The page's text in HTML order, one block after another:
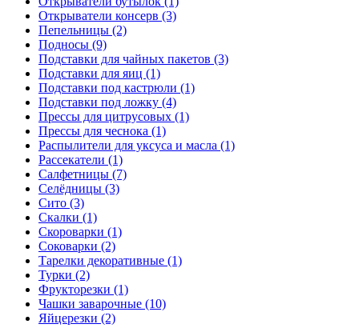
Открыватели консерв (3)
Пепельницы (2)
Подносы (9)
Подставки для чайных пакетов (3)
Подставки для яиц (1)
Подставки под кастрюли (1)
Подставки под ложку (4)
Прессы для цитрусовых (1)
Прессы для чеснока (1)
Распылители для уксуса и масла (1)
Рассекатели (1)
Салфетницы (7)
Селёдницы (3)
Сито (3)
Скалки (1)
Скороварки (1)
Соковарки (2)
Тарелки декоративные (1)
Турки (2)
Фрукторезки (1)
Чашки заварочные (10)
Яйцерезки (2)